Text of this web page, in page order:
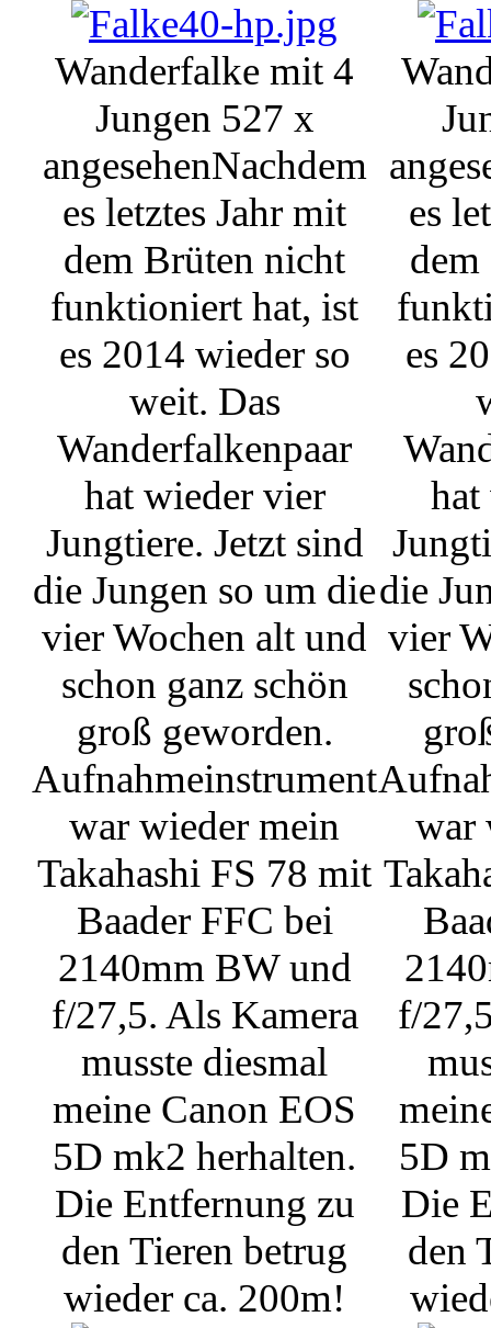
Wanderfalke mit 4
Jungen 527 x
angesehenNachdem
es letztes Jahr mit
dem Brüten nicht
funktioniert hat, ist
es 2014 wieder so
weit. Das
Wanderfalkenpaar
hat wieder vier
Jungtiere. Jetzt sind
die Jungen so um die
vier Wochen alt und
schon ganz schön
groß geworden.
Aufnahmeinstrument
war wieder mein
Takahashi FS 78 mit
Baader FFC bei
2140mm BW und
f/27,5. Als Kamera
musste diesmal
meine Canon EOS
5D mk2 herhalten.
Die Entfernung zu
den Tieren betrug
wieder ca. 200m!
es
es
die
vier
war
f/
5D
Die
den